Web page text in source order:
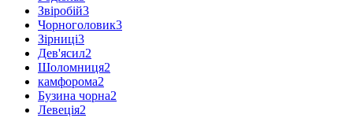
Звіробій3
Чорноголовик3
Зірниці3
Дев'ясил2
Шоломниця2
камфорома2
Бузина чорна2
Левеція2